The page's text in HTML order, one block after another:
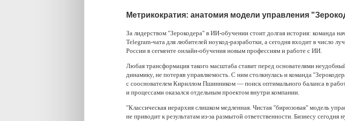
Метрикократия: анатомия модели управления
За лидерством "Зерокодера" в ИИ-обучении стоит долгая история: команда
Telegram-чата для любителей ноукод-разработки, а сегодня входит в число
России в сегменте онлайн-обучения новым профессиям и работе с ИИ.
Любая трансформация такого масштаба ставит перед основателями
динамику, не потеряв управляемость. С ним столкнулась и команда
с сооснователем Кириллом Пшинником — поиск оптимального баланса в
и процессами оказался отдельным проектом внутри компании.
"Классическая иерархия слишком медленная. Чистая "бирюзовая" модель
не приводит к результатам из-за размытой ответственности. Бизнесу сегодня